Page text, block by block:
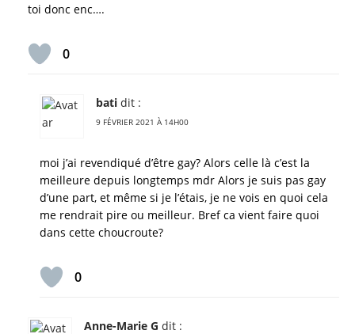
toi donc enc….
0
bati dit :
9 FÉVRIER 2021 À 14H00
moi j’ai revendiqué d’être gay? Alors celle là c’est la
meilleure depuis longtemps mdr Alors je suis pas gay
d’une part, et même si je l’étais, je ne vois en quoi cela
me rendrait pire ou meilleur. Bref ca vient faire quoi
dans cette choucroute?
0
Anne-Marie G dit :